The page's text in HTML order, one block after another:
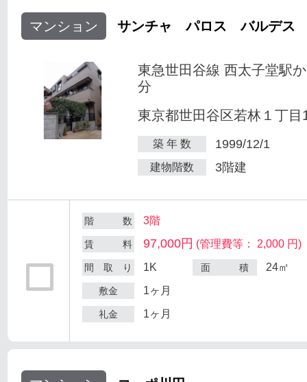
マンション サンチャ パロス バルデス
東急世田谷線 西太子堂駅
分
東京都世田谷区若林１丁目
築 年 数 1999/12/1
建物階数 3階建
階 数 3階
賃 料 97,000円 (管理費等： 2,000 円)
間 取 り 1K 面 積 24㎡
敷金 1ヶ月
礼金 1ヶ月